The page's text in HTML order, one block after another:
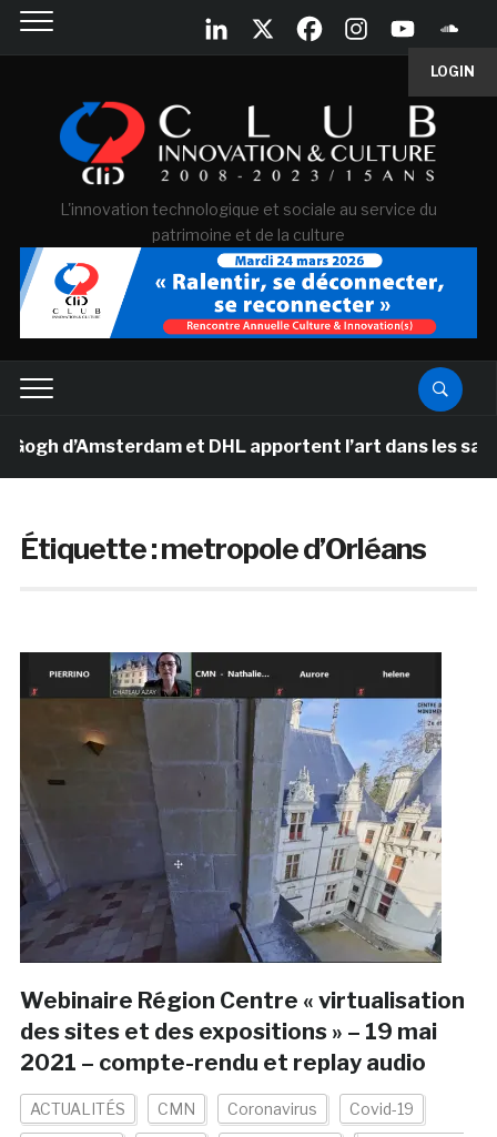
LOGIN
L'innovation technologique et sociale au service du
patrimoine et de la culture
d’Amsterdam et DHL apportent l’art dans les salles
Étiquette :metropole d’Orléans
Webinaire Région Centre « virtualisation
des sites et des expositions » – 19 mai
2021 – compte-rendu et replay audio
ACTUALITÉS CMN Coronavirus Covid-19